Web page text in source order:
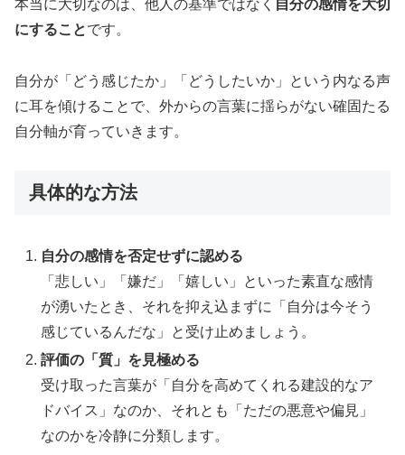
本当に大切なのは、他人の基準ではなく
自分の感情を大切
にすることです。
自分が「どう感じたか」「どうしたいか」という内なる声
に耳を傾けることで、外からの言葉に揺らがない確固たる
自分軸が育っていきます。
具体的な方法
自分の感情を否定せずに認める
「悲しい」「嫌だ」「嬉しい」といった素直な感情
が湧いたとき、それを抑え込まずに「自分は今そう
感じているんだな」と受け止めましょう。
評価の「質」を見極める
受け取った言葉が「自分を高めてくれる建設的なア
ドバイス」なのか、それとも「ただの悪意や偏見」
なのかを冷静に分類します。